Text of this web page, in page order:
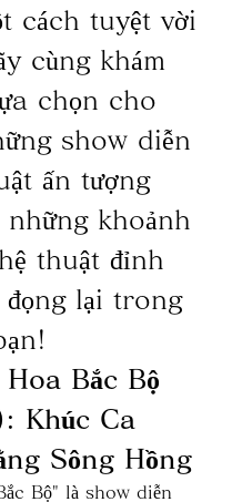
cách tuyệt vời
cùng khám
chọn cho
show diễn
ấn tượng
những khoảnh
thuật đỉnh
đọng lại trong
Bắc Bộ
Khúc Ca
Sông Hồng
Bộ" là show diễn